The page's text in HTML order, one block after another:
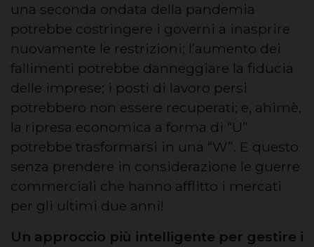
una seconda ondata della pandemia
potrebbe costringere i governi a inasprire
nuovamente le restrizioni; l’aumento dei
fallimenti potrebbe danneggiare la fiducia
delle imprese; i posti di lavoro persi
potrebbero non essere recuperati; e, ahimè,
la ripresa economica a forma di “U”
potrebbe trasformarsi in una “W”. E questo
senza prendere in considerazione le guerre
commerciali che hanno afflitto i mercati
per gli ultimi due anni!
Un approccio più intelligente per gestire i